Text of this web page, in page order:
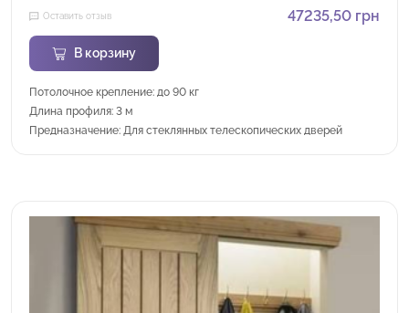
Оставить отзыв 47235,50 грн
В корзину
Потолочное крепление: до 90 кг
Длина профиля: 3 м
Предназначение: Для стеклянных телескопических дверей